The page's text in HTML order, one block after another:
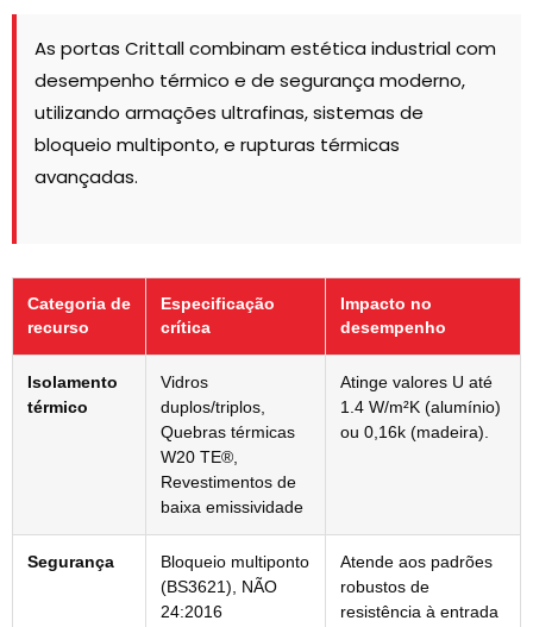
As portas Crittall combinam estética industrial com
desempenho térmico e de segurança moderno,
utilizando armações ultrafinas, sistemas de
bloqueio multiponto, e rupturas térmicas
avançadas.
Categoria de
recurso
Especificação
crítica
Impacto no
desempenho
Isolamento
térmico
Vidros
duplos/triplos,
Quebras térmicas
W20 TE®,
Revestimentos de
baixa emissividade
Atinge valores U até
1.4 W/m²K (alumínio)
ou 0,16k (madeira).
Segurança
Bloqueio multiponto
(BS3621), NÃO
24:2016
Atende aos padrões
robustos de
resistência à entrada